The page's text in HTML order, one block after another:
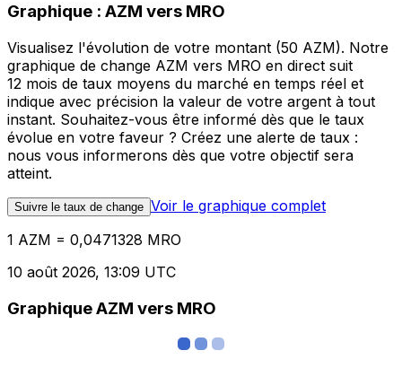
Graphique : AZM vers MRO
Visualisez l'évolution de votre montant (50 AZM). Notre
graphique de change AZM vers MRO en direct suit
12 mois de taux moyens du marché en temps réel et
indique avec précision la valeur de votre argent à tout
instant. Souhaitez-vous être informé dès que le taux
évolue en votre faveur ? Créez une alerte de taux :
nous vous informerons dès que votre objectif sera
atteint.
Suivre le taux de change Voir le graphique complet
1 AZM = 0,0471328 MRO
10 août 2026, 13:09 UTC
Graphique AZM vers MRO